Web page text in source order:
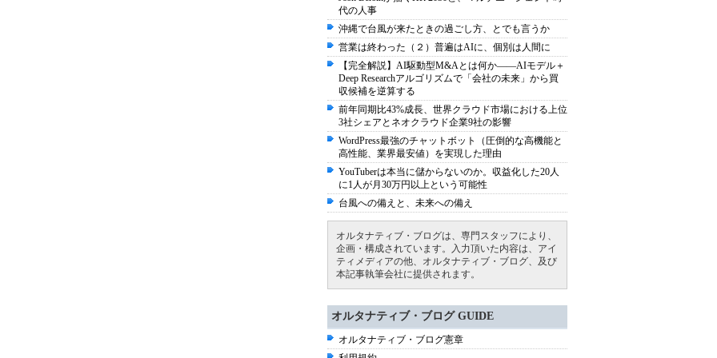
代の人事
沖縄で台風が来たときの過ごし方、とでも言うか
営業は終わった（２）普遍はAIに、個別は人間に
【完全解説】AI駆動型M&Aとは何か――AIモデル＋
Deep Researchアルゴリズムで「会社の未来」から買
収候補を逆算する
前年同期比43%成長、世界クラウド市場における上位
3社シェアとネオクラウド企業9社の影響
WordPress最強のチャットボット（圧倒的な高機能と
高性能、業界最安値）を実現した理由
YouTuberは本当に儲からないのか。収益化した20人
に1人が月30万円以上という可能性
台風への備えと、未来への備え
オルタナティブ・ブログは、専門スタッフにより、
企画・構成されています。入力頂いた内容は、アイ
ティメディアの他、オルタナティブ・ブログ、及び
本記事執筆会社に提供されます。
オルタナティブ・ブログ GUIDE
オルタナティブ・ブログ憲章